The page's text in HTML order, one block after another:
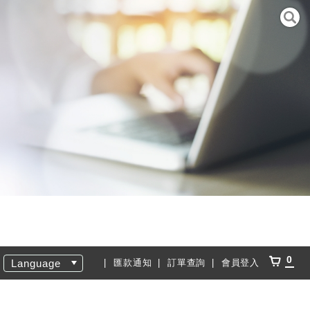
Language 匯款通知 訂單查詢 會員登入 0